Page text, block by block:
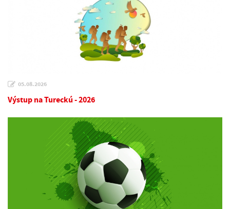
05.08.2026
Výstup na Tureckú - 2026